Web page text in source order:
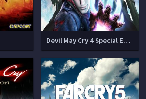
Devil May Cry 4 Special Edition